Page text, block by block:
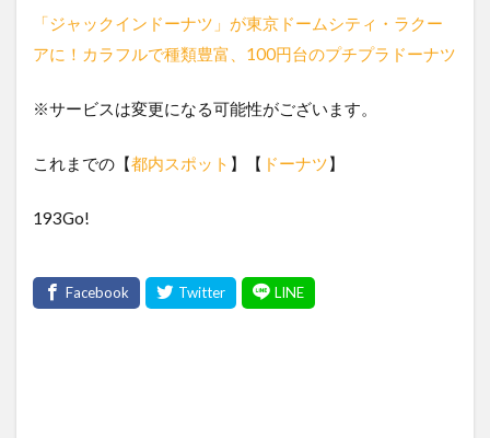
「ジャックインドーナツ」が東京ドームシティ・ラクー
アに！カラフルで種類豊富、100円台のプチプラドーナツ
※サービスは変更になる可能性がございます。
これまでの【都内スポット 】【 ドーナツ】
193Go!